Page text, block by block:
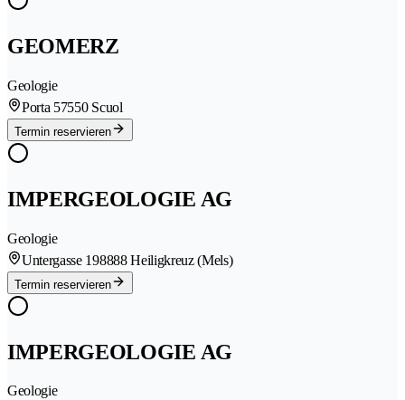
GEOMERZ
Geologie
Porta 57550 Scuol
Termin reservieren
IMPERGEOLOGIE AG
Geologie
Untergasse 198888 Heiligkreuz (Mels)
Termin reservieren
IMPERGEOLOGIE AG
Geologie